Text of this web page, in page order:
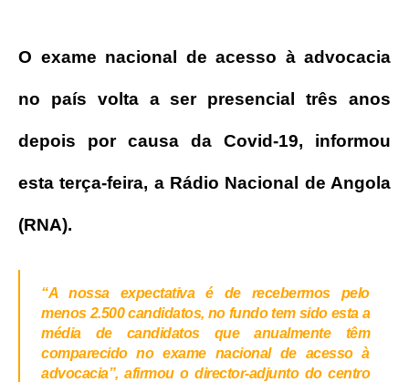
O exame nacional de acesso à advocacia
no país volta a ser presencial três anos
depois por causa da Covid-19, informou
esta terça-feira, a Rádio Nacional de Angola
(RNA).
“A nossa expectativa é de recebermos pelo
menos 2.500 candidatos, no fundo tem sido esta a
média de candidatos que anualmente têm
comparecido no exame nacional de acesso à
advocacia”, afirmou o director-adjunto do centro